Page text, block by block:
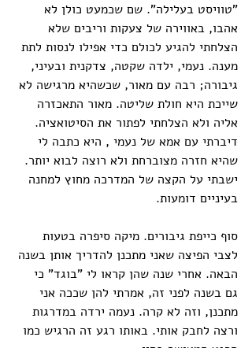
"טוויסט בעלילה". שם שכמעט כולן לא
אהבו, באווירה של צעקות וריבים שלא
הצלחתי להגיע לכולם כדי אפילו לנסות לתת
מענה. נעמי, ילדה שקטה, צדקנית ובעיני,
גיבורה; רבה עם מאור, שכשהיא מרגישה לא
שייכת היא חולת שליטה. מאור התאכזרה
אליה ולא הצלחתי לפתור את הסיטואציה.
דיברתי עם אמא של נעמי , היא כתבה לי
שהיא חזרה מצוברחת ולא רוצה לבוא יותר.
ישבתי על הקצה של המדרכה מחוץ למחנה
בעיניים דומעות.
סוף כייפת גיבורים. מיקה סיפרה בטעות
לצבי הפיצה שאני מתכנן להדריך אותן בשנה
הבאה. אחרי שנה שהן קראו לי "בוגד" כי
גם בשנה לפני זה, אמרתי להן שככה אני
מתכנן, וזה לא קרה. נעמה ירדה במדרגות
ורצה לחבק אותי. באותו רגע זה הרגיש כמו